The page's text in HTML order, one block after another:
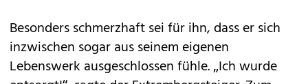
Besonders schmerzhaft sei für ihn, dass er sich
inzwischen sogar aus seinem eigenen
Lebenswerk ausgeschlossen fühle. „Ich wurde